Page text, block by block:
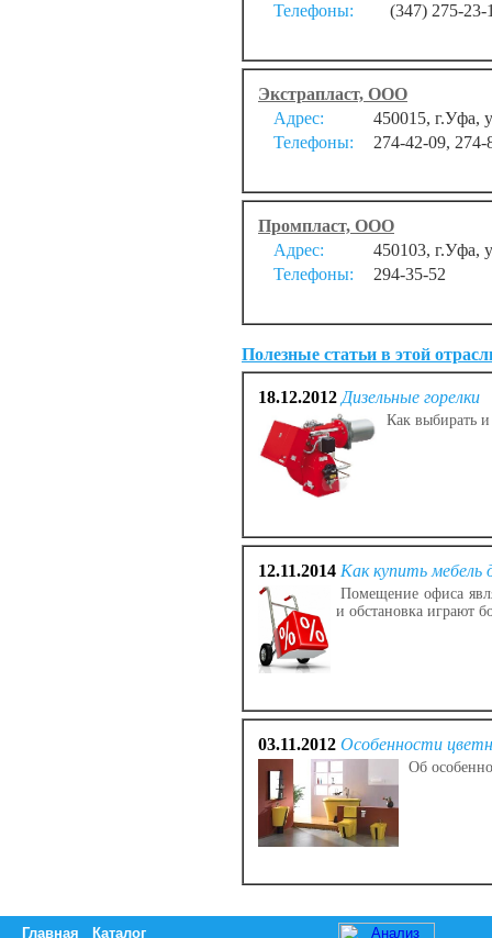
Телефоны:
(347) 275-23-
Экстрапласт, ООО
Адрес:
450015, г.Уфа,
Телефоны:
274-42-09, 274-
Промпласт, ООО
Адрес:
450103, г.Уфа,
Телефоны:
294-35-52
Полезные статьи в этой
18.12.2012 Дизельные горелки
Как выбирать и
12.11.2014 Как купить мебель
Помещение офиса
и обстановка играют
03.11.2012 Особенности
Об
Главная
Каталог